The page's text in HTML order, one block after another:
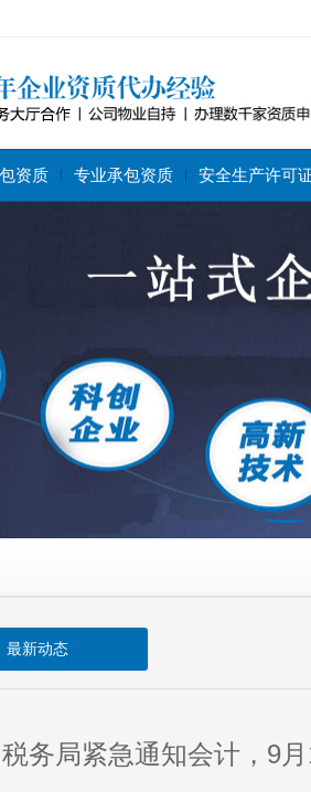
资质 专业承包资质 安全生产许可
工劳务资质
最新动态
务局紧急通知会计，9